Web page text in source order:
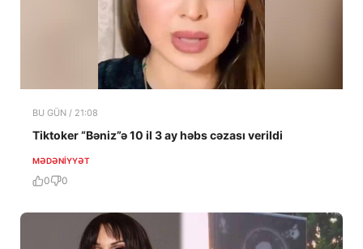
BU GÜN / 21:08
Tiktoker “Bəniz”ə 10 il 3 ay həbs cəzası verildi
MƏDƏNIYYƏT
0 0